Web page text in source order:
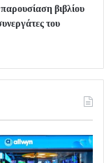
βιβλίου
του